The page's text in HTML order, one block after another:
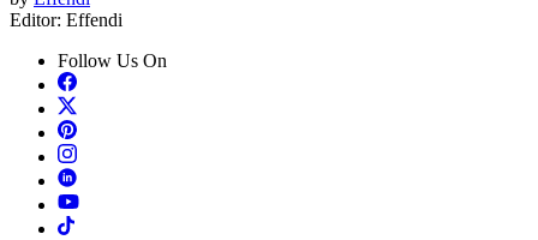
Email
Editor: Effendi
Follow Us On